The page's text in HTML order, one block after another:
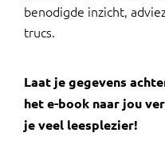
benodigde inzicht,
trucs.
Laat je gegevens
het e-book naar jou
je veel leesplezier!